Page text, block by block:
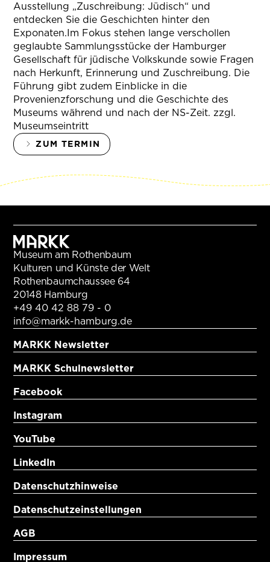
Ausstellung „Zuschreibung: Jüdisch“ und
entdecken Sie die Geschichten hinter den
Exponaten.Im Fokus stehen lange verschollen
geglaubte Sammlungsstücke der Hamburger
Gesellschaft für jüdische Volkskunde sowie Fragen
nach Herkunft, Erinnerung und Zuschreibung. Die
Führung gibt zudem Einblicke in die
Provenienzforschung und die Geschichte des
Museums während und nach der NS-Zeit. zzgl.
Museumseintritt
ZUM TERMIN
Museum am Rothenbaum
Kulturen und Künste der Welt
Rothenbaumchaussee 64
20148 Hamburg
+49 40 42 88 79 - 0
info@markk-hamburg.de
MARKK Newsletter
MARKK Schulnewsletter
Facebook
Instagram
YouTube
LinkedIn
Datenschutzhinweise
Datenschutzeinstellungen
AGB
Impressum